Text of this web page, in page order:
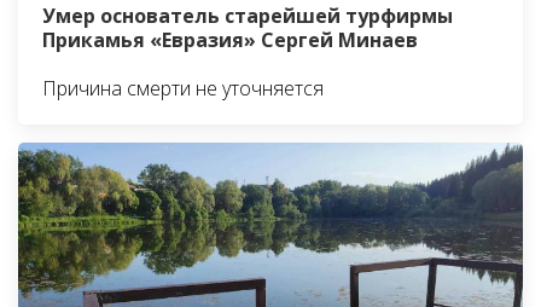
Умер основатель старейшей турфирмы
Прикамья «Евразия» Сергей Минаев
Причина смерти не уточняется